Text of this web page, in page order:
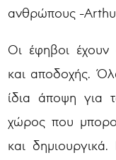
ανθρώπους -
Οι έφηβοι
και αποδοχής.
ίδια άποψη για
χώρος που
και